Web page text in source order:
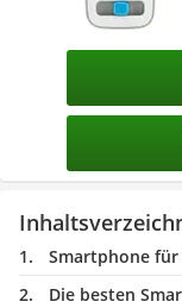
Smartphone für
Die besten